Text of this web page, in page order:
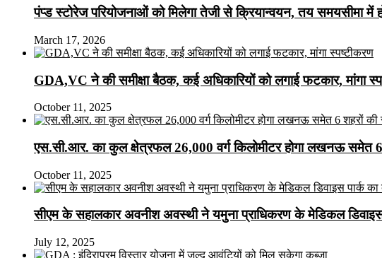
पंप्ड स्टोरेज परियोजनाओं को मिलेगा तेजी से क्रियान्वयन, तय समयसीमा में
March 17, 2026
GDA,VC ने की समीक्षा बैठक, कई अधिकारियों को लगाई फटकार, मांगा
October 11, 2025
एस.सी.आर. का कुल क्षेत्रफल 26,000 वर्ग किलोमीटर होगा लखनऊ समेत
October 11, 2025
सीएम के सहालकार अवनीश अवस्थी ने यमुना प्राधिकरण के मेडिकल डिवाइस
July 12, 2025